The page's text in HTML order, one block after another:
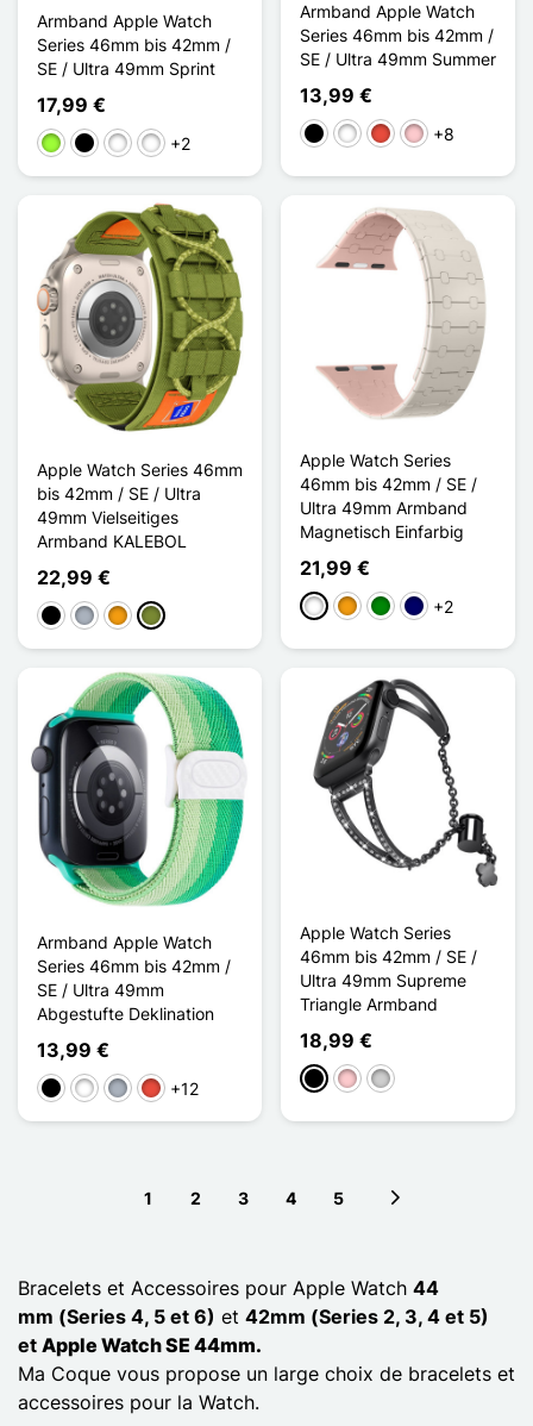
Armband Apple Watch
Series 46mm bis 42mm /
SE / Ultra 49mm Sprint
17,99 €
Apfelgrün
Noir GrisNoir Blanc
Noir Orange
+2
Armband Apple Watch
Series 46mm bis 42mm /
SE / Ultra 49mm Summer
13,99 €
Schwarz
WeißRot Pink+8
Apple Watch Series 46mm
bis 42mm / SE / Ultra
49mm Vielseitiges
Armband KALEBOL
22,99 €
Schwarz
GrauOrange
Khaki
Apple Watch Series
46mm bis 42mm / SE /
Ultra 49mm Armband
Magnetisch Einfarbig
21,99 €
WeißOrange
GrünMarineblau
+2
Armband Apple Watch
Series 46mm bis 42mm /
SE / Ultra 49mm
Abgestufte Deklination
13,99 €
Schwarz
WeißGrauRot +12
Apple Watch Series
46mm bis 42mm / SE /
Ultra 49mm Supreme
Triangle Armband
18,99 €
Schwarz
PinkSilber
1 2 3 4 5
Bracelets et Accessoires pour Apple Watch 44
mm (Series 4, 5 et 6) et 42mm (Series 2, 3, 4 et 5)
et Apple Watch SE 44mm.
Ma Coque vous propose un large choix de bracelets et
accessoires pour la Watch.